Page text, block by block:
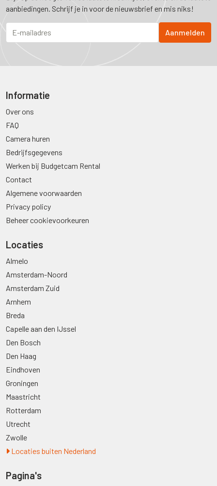
aanbiedingen. Schrijf je in voor de nieuwsbrief en mis niks!
Informatie
Over ons
FAQ
Camera huren
Bedrijfsgegevens
Werken bij Budgetcam Rental
Contact
Algemene voorwaarden
Privacy policy
Beheer cookievoorkeuren
Locaties
Almelo
Amsterdam-Noord
Amsterdam Zuid
Arnhem
Breda
Capelle aan den IJssel
Den Bosch
Den Haag
Eindhoven
Groningen
Maastricht
Rotterdam
Utrecht
Zwolle
Locaties buiten Nederland
Pagina's